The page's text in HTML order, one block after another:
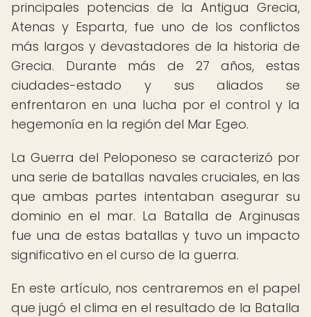
principales potencias de la Antigua Grecia,
Atenas y Esparta, fue uno de los conflictos
más largos y devastadores de la historia de
Grecia. Durante más de 27 años, estas
ciudades-estado y sus aliados se
enfrentaron en una lucha por el control y la
hegemonía en la región del Mar Egeo.
La Guerra del Peloponeso se caracterizó por
una serie de batallas navales cruciales, en las
que ambas partes intentaban asegurar su
dominio en el mar. La Batalla de Arginusas
fue una de estas batallas y tuvo un impacto
significativo en el curso de la guerra.
En este artículo, nos centraremos en el papel
que jugó el clima en el resultado de la Batalla